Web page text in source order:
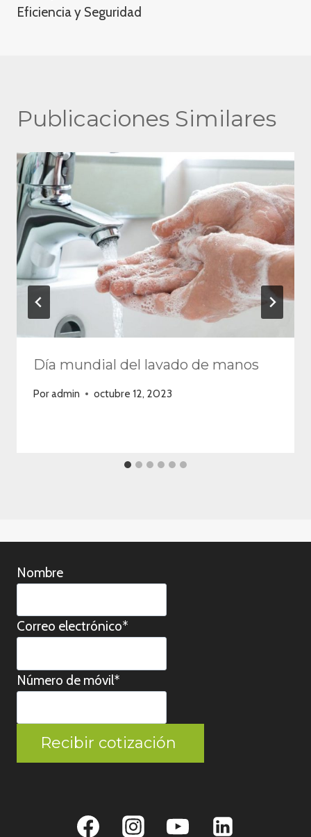
Eficiencia y Seguridad
Publicaciones Similares
Día mundial del lavado de manos
Poradmin octubre 12, 2023
Nombre
Correo electrónico*
Número de móvil*